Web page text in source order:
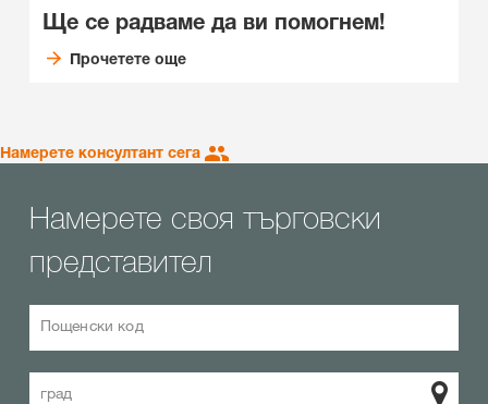
Ще се радваме да ви помогнем!
Прочетете още
Намерете консултант сега
Намерете своя търговски
представител
Пощенски код
град